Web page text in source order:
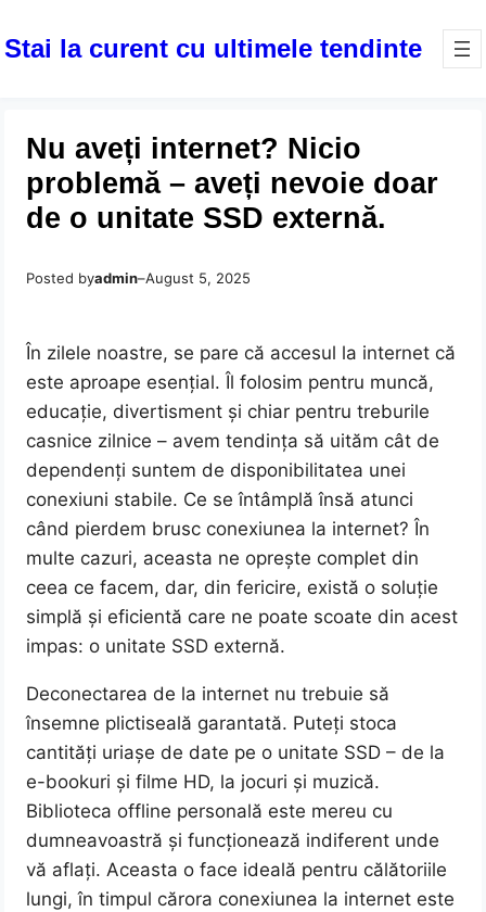
Stai la curent cu ultimele tendinte
Nu aveți internet? Nicio
problemă – aveți nevoie doar
de o unitate SSD externă.
Posted byadmin–August 5, 2025
În zilele noastre, se pare că accesul la internet că
este aproape esențial. Îl folosim pentru muncă,
educație, divertisment și chiar pentru treburile
casnice zilnice – avem tendința să uităm cât de
dependenți suntem de disponibilitatea unei
conexiuni stabile. Ce se întâmplă însă atunci
când pierdem brusc conexiunea la internet? În
multe cazuri, aceasta ne oprește complet din
ceea ce facem, dar, din fericire, există o soluție
simplă și eficientă care ne poate scoate din acest
impas: o unitate SSD externă.
Deconectarea de la internet nu trebuie să
însemne plictiseală garantată. Puteți stoca
cantități uriașe de date pe o unitate SSD – de la
e-bookuri și filme HD, la jocuri și muzică.
Biblioteca offline personală este mereu cu
dumneavoastră și funcționează indiferent unde
vă aflați. Aceasta o face ideală pentru călătoriile
lungi, în timpul cărora conexiunea la internet este